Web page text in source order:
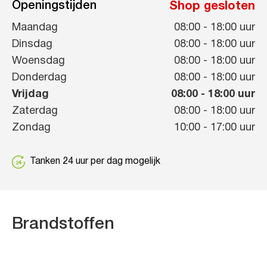
Openingstijden Shop gesloten
Maandag 08:00 - 18:00 uur
Dinsdag
08:00 - 18:00 uur
Woensdag
08:00 - 18:00 uur
Donderdag
08:00 - 18:00 uur
Vrijdag
08:00 - 18:00 uur
Zaterdag
08:00 - 18:00 uur
Zondag
10:00 - 17:00 uur
Tanken 24 uur per dag mogelijk
Brandstoffen